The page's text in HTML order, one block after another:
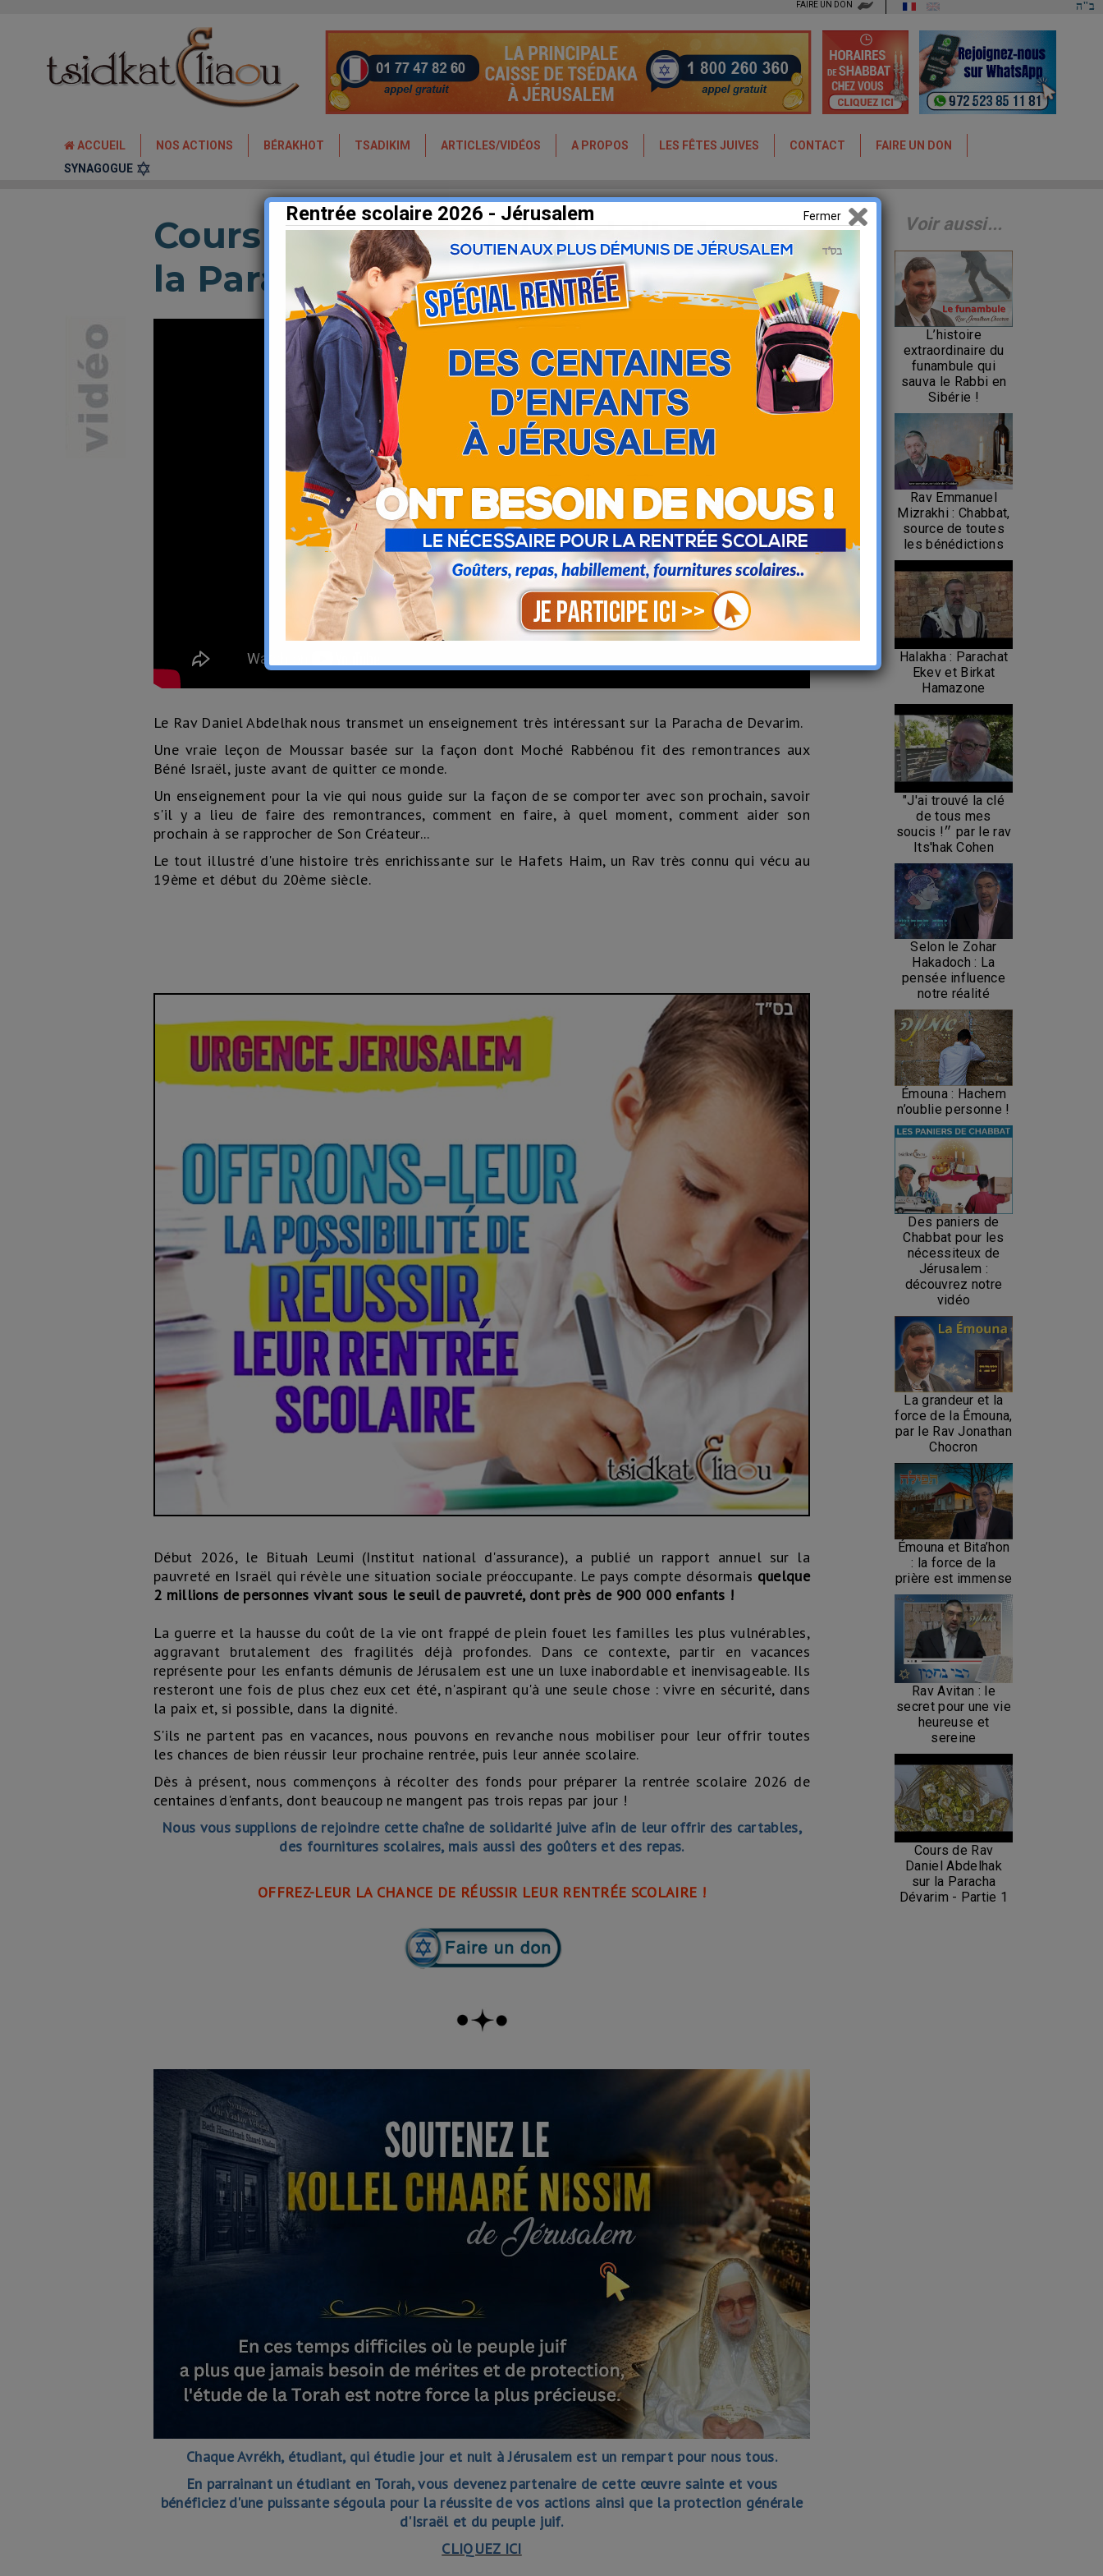
ב"ה FAIRE UN DON
ACCUEIL NOS ACTIONS BÉRAKHOT TSADIKIM ARTICLES/VIDÉOS A PROPOS LES FÊTES JUIVES CONTACT
FAIRE UN DON
SYNAGOGUE
Cours de Rav Daniel Abdelhak sur
la Paracha Devarim - Partie 2
Le Rav Daniel Abdelhak nous transmet un enseignement très intéressant sur la Paracha de Devarim.
Une vraie leçon de Moussar basée sur la façon dont Moché Rabbénou fit des remontrances aux
Béné Israël, juste avant de quitter ce monde.
Un enseignement pour la vie qui nous guide sur la façon de se comporter avec son prochain, savoir
s'il y a lieu de faire des remontrances, comment en faire, à quel moment, comment aider son
prochain à se rapprocher de Son Créateur...
Le tout illustré d'une histoire très enrichissante sur le Hafets Haim, un Rav très connu qui vécu au
19ème et début du 20ème siècle.
Début 2026, le Bituah Leumi (Institut national d'assurance), a publié un rapport annuel sur la
pauvreté en Israël qui révèle une situation sociale préoccupante. Le pays compte désormais quelque
2 millions de personnes vivant sous le seuil de pauvreté, dont près de 900 000 enfants !
La guerre et la hausse du coût de la vie ont frappé de plein fouet les familles les plus vulnérables,
aggravant brutalement des fragilités déjà profondes. Dans ce contexte, partir en vacances
représente pour les enfants démunis de Jérusalem est une un luxe inabordable et inenvisageable. Ils
resteront une fois de plus chez eux cet été, n'aspirant qu'à une seule chose : vivre en sécurité, dans
la paix et, si possible, dans la dignité.
S'ils ne partent pas en vacances, nous pouvons en revanche nous mobiliser pour leur offrir toutes
les chances de bien réussir leur prochaine rentrée, puis leur année scolaire.
Dès à présent, nous commençons à récolter des fonds pour préparer la rentrée scolaire 2026 de
centaines d'enfants, dont beaucoup ne mangent pas trois repas par jour !
Nous vous supplions de rejoindre cette chaîne de solidarité juive afin de leur offrir des cartables,
des fournitures scolaires, mais aussi des goûters et des repas.
OFFREZ-LEUR LA CHANCE DE RÉUSSIR LEUR RENTRÉE SCOLAIRE !
Chaque Avrékh, étudiant, qui étudie jour et nuit à Jérusalem est un rempart pour nous tous.
En parrainant un étudiant en Torah, vous devenez partenaire de cette œuvre sainte et vous
bénéficiez d'une puissante ségoula pour la réussite de vos actions ainsi que la protection générale
d'Israël et du peuple juif.
CLIQUEZ ICI
Voir aussi...
L’histoire
extraordinaire du
funambule qui
sauva le Rabbi en
Sibérie !
Rav Emmanuel
Mizrakhi : Chabbat,
source de toutes
les bénédictions
Halakha : Parachat
Ekev et Birkat
Hamazone
"J'ai trouvé la clé
de tous mes
soucis !״ par le rav
Its'hak Cohen
Selon le Zohar
Hakadoch : La
pensée influence
notre réalité
Émouna : Hachem
n’oublie personne !
Des paniers de
Chabbat pour les
nécessiteux de
Jérusalem :
découvrez notre
vidéo
La grandeur et la
force de la Émouna,
par le Rav Jonathan
Chocron
Émouna et Bita’hon
: la force de la
prière est immense
Rav Avitan : le
secret pour une vie
heureuse et
sereine
Cours de Rav
Daniel Abdelhak
sur la Paracha
Dévarim - Partie 1
Rentrée scolaire 2026 - Jérusalem Fermer